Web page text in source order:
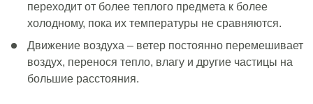
переходит от более теплого предмета к более
холодному, пока их температуры не сравняются.
Движение воздуха – ветер постоянно перемешивает
воздух, перенося тепло, влагу и другие частицы на
большие расстояния.